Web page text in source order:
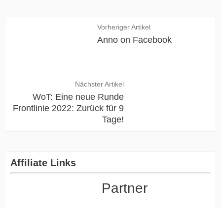
Vorheriger Artikel
Anno on Facebook
Nächster Artikel
WoT: Eine neue Runde
Frontlinie 2022: Zurück für 9
Tage!
Affiliate Links
Partner